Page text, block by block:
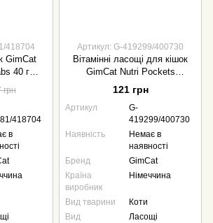
418704
GimCat
40 г
грн
418704
в
Артикул: G-419299/400730
Вітамінні ласощі для кішок
GimCat Nutri Pockets
Лосось+Омега 3 та Омега 6
60 г повсякденний
121 грн
Артикул
G-
419299/400730
Наявність
Немає в
наявності
Бренд
GimCat
Країна
виробник
Німеччина
Вид тварини
Коти
Вид
Ласощі